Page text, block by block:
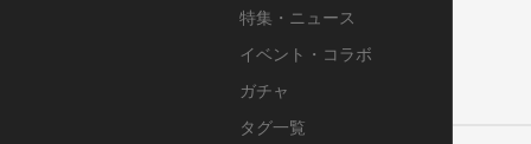
特集・ニュース
イベント・コラボ
ガチャ
タグ一覧